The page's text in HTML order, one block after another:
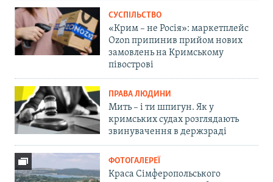
СУСПІЛЬСТВО
«Крим – не Росія»: маркетплейс
Ozon припинив прийом нових
замовлень на Кримському
півострові
ПРАВА ЛЮДИНИ
Мить – і ти шпигун. Як у
кримських судах розглядають
звинувачення в держзраді
ФОТОГАЛЕРЕЇ
Краса Сімферопольського